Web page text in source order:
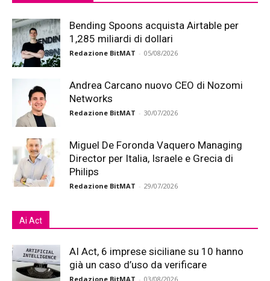
Bending Spoons acquista Airtable per
1,285 miliardi di dollari
Redazione BitMAT - 05/08/2026
Andrea Carcano nuovo CEO di Nozomi
Networks
Redazione BitMAT - 30/07/2026
Miguel De Foronda Vaquero Managing
Director per Italia, Israele e Grecia di
Philips
Redazione BitMAT - 29/07/2026
Ai Act
AI Act, 6 imprese siciliane su 10 hanno
già un caso d’uso da verificare
Redazione BitMAT - 03/08/2026